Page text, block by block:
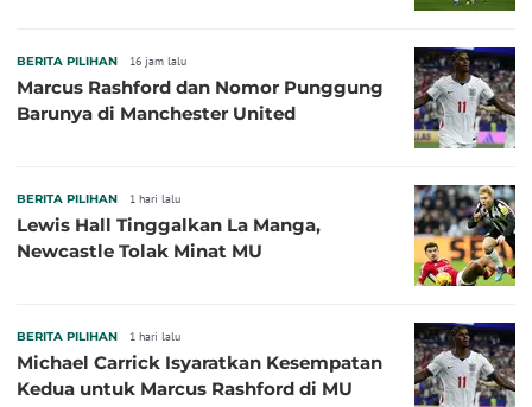
BERITA PILIHAN 16 jam lalu
Marcus Rashford dan Nomor Punggung
Barunya di Manchester United
BERITA PILIHAN 1 hari lalu
Lewis Hall Tinggalkan La Manga,
Newcastle Tolak Minat MU
BERITA PILIHAN 1 hari lalu
Michael Carrick Isyaratkan Kesempatan
Kedua untuk Marcus Rashford di MU